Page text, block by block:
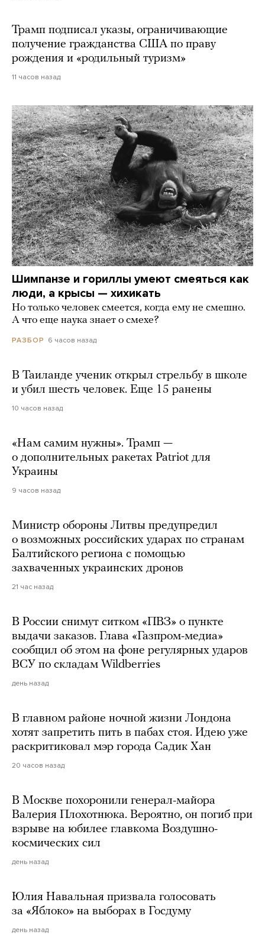
Трамп подписал указы, ограничивающие
получение гражданства США по праву
рождения и «родильный туризм»
11 часов назад
Шимпанзе и гориллы умеют смеяться как
люди, а крысы — хихикать
Но только человек смеется, когда ему не смешно.
А что еще наука знает о смехе?
РАЗБОР 6 часов назад
В Таиланде ученик открыл стрельбу в школе
и убил шесть человек. Еще 15 ранены
10 часов назад
«Нам самим нужны». Трамп —
о дополнительных ракетах Patriot для
Украины
9 часов назад
Министр обороны Литвы предупредил
о возможных российских ударах по странам
Балтийского региона с помощью
захваченных украинских дронов
21 час назад
В России снимут ситком «ПВЗ» о пункте
выдачи заказов. Глава «Газпром-медиа»
сообщил об этом на фоне регулярных ударов
ВСУ по складам Wildberries
день назад
В главном районе ночной жизни Лондона
хотят запретить пить в пабах стоя. Идею уже
раскритиковал мэр города Садик Хан
20 часов назад
В Москве похоронили генерал-майора
Валерия Плохотнюка. Вероятно, он погиб при
взрыве на юбилее главкома Воздушно-
космических сил
день назад
Юлия Навальная призвала голосовать
за «Яблоко» на выборах в Госдуму
день назад